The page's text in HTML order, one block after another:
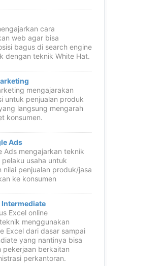
cara
web agar bisa
bagus di search engine
dengan teknik White Hat.
mengajarakan
untuk penjualan produk
langsung mengarah
konsumen.
Ads
Ads mengajarkan teknik
usaha untuk
nilai penjualan produk/jasa
ke konsumen
Intermediate
Excel online
menggunakan
Excel dari dasar sampai
yang nantinya bisa
pekerjaan berkaitan
perkantoran.